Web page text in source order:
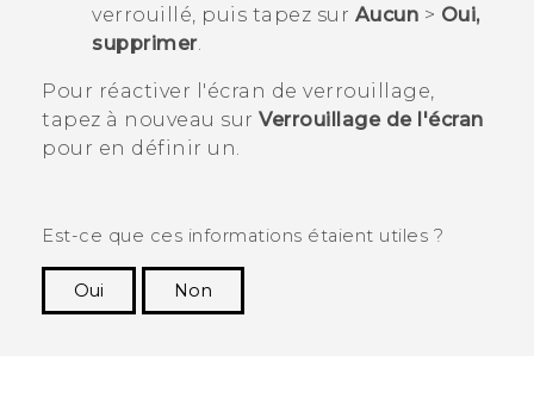
verrouillé, puis tapez sur Aucun > Oui,
supprimer.
Pour réactiver l'écran de verrouillage,
tapez à nouveau sur Verrouillage de l'écran
pour en définir un.
Est-ce que ces informations étaient utiles ?
Oui
Non